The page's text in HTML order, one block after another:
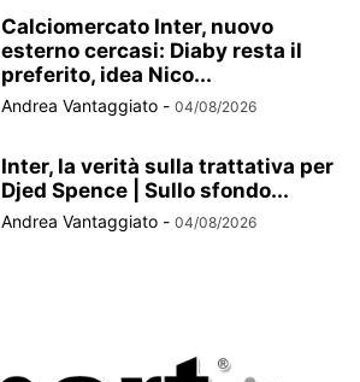
Calciomercato Inter, nuovo
esterno cercasi: Diaby resta il
preferito, idea Nico...
Andrea Vantaggiato - 04/08/2026
Inter, la verità sulla trattativa per
Djed Spence | Sullo sfondo...
Andrea Vantaggiato - 04/08/2026